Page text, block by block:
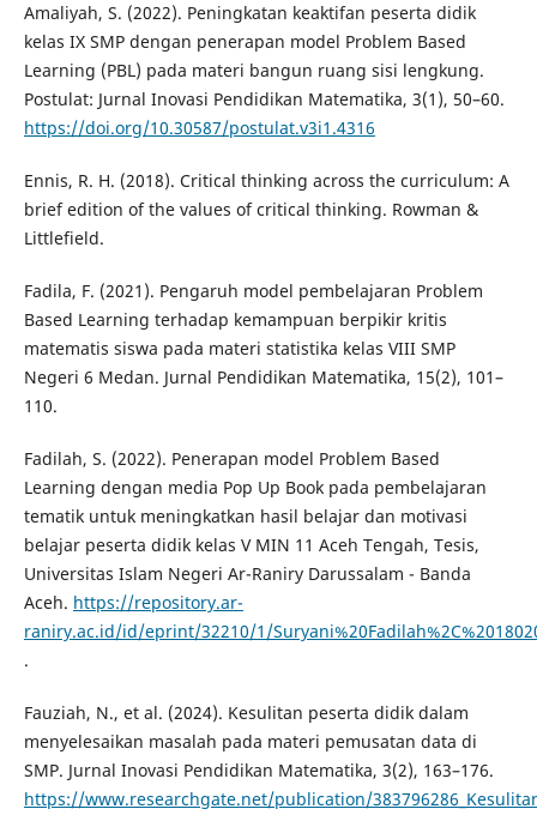
Amaliyah, S. (2022). Peningkatan keaktifan peserta didik
kelas IX SMP dengan penerapan model Problem Based
Learning (PBL) pada materi bangun ruang sisi lengkung.
Postulat: Jurnal Inovasi Pendidikan Matematika, 3(1), 50–60.
https://doi.org/10.30587/postulat.v3i1.4316
Ennis, R. H. (2018). Critical thinking across the curriculum: A
brief edition of the values of critical thinking. Rowman &
Littlefield.
Fadila, F. (2021). Pengaruh model pembelajaran Problem
Based Learning terhadap kemampuan berpikir kritis
matematis siswa pada materi statistika kelas VIII SMP
Negeri 6 Medan. Jurnal Pendidikan Matematika, 15(2), 101–
110.
Fadilah, S. (2022). Penerapan model Problem Based
Learning dengan media Pop Up Book pada pembelajaran
tematik untuk meningkatkan hasil belajar dan motivasi
belajar peserta didik kelas V MIN 11 Aceh Tengah, Tesis,
Universitas Islam Negeri Ar-Raniry Darussalam - Banda
Aceh. https://repository.ar-
raniry.ac.id/id/eprint/32210/1/
.
Fauziah, N., et al. (2024). Kesulitan peserta didik dalam
menyelesaikan masalah pada materi pemusatan data di
SMP. Jurnal Inovasi Pendidikan Matematika, 3(2), 163–176.
https://www.researchgate.net/publication/